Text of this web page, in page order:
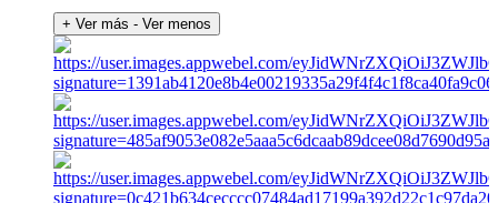
+ Ver más - Ver menos